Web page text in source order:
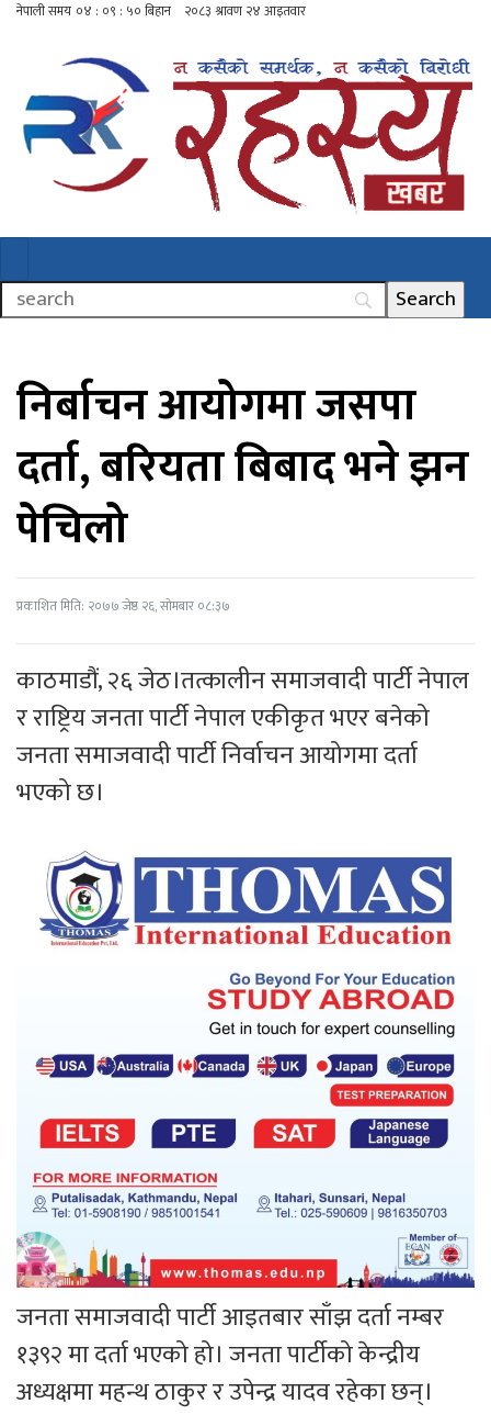
निर्बाचन आयोगमा जसपा
दर्ता, बरियता बिबाद भने झन
पेचिलो
प्रकाशित मिति: २०७७ जेष्ठ २६, सोमबार ०८:३७
काठमाडौं, २६ जेठ।तत्कालीन समाजवादी पार्टी नेपाल
र राष्ट्रिय जनता पार्टी नेपाल एकीकृत भएर बनेको
जनता समाजवादी पार्टी निर्वाचन आयोगमा दर्ता
भएको छ।
जनता समाजवादी पार्टी आइतबार साँझ दर्ता नम्बर
१३९२ मा दर्ता भएको हो। जनता पार्टीको केन्द्रीय
अध्यक्षमा महन्थ ठाकुर र उपेन्द्र यादव रहेका छन्।